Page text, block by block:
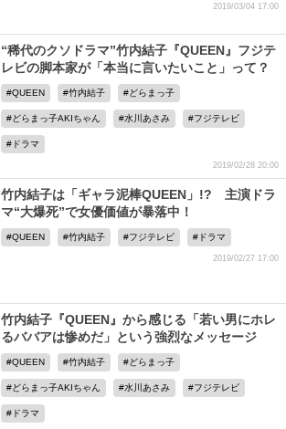
2019/03/04 17:00
“稀代のクソドラマ”竹内結子『QUEEN』フジテ
レビの脚本家が「本当に言いたいこと」って？
QUEEN 竹内結子 どらまっ子
どらまっ子AKIちゃん 水川あさみ フジテレビ
ドラマ
2019/02/28 20:00
竹内結子は「ギャラ泥棒QUEEN」!? 主演ドラ
マ“大爆死”で女優価値が暴落中！
QUEEN 竹内結子 フジテレビ ドラマ
2019/02/27 17:00
竹内結子『QUEEN』から感じる「若い男にホレ
るババアは惨めだ」という強烈なメッセージ
QUEEN 竹内結子 どらまっ子
どらまっ子AKIちゃん 水川あさみ フジテレビ
ドラマ